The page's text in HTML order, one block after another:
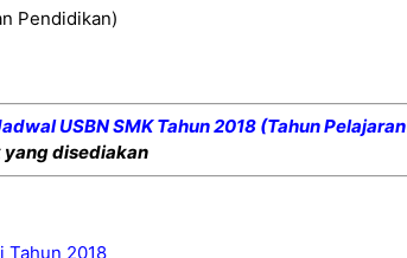
Pendidikan)
USBN SMK Tahun 2018 (Tahun Pelajaran
yang disediakan
Tahun 2018